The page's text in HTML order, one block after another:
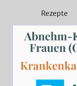
Rezepte
Magazin
Sammlungen
Rezept Suche